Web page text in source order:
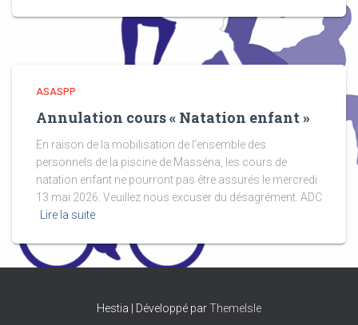
ASASPP
Annulation cours « Natation enfant »
En raison de la mobilisation de l’ensemble des
personnels de la piscine de Masséna, les cours de
natation enfant ne pourront pas être assurés le mercredi
13 mai 2026. Veuillez nous excuser du désagrément. ADC
Lire la suite
Hestia | Développé parThemeIsle